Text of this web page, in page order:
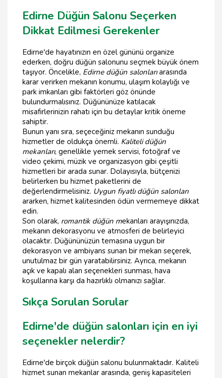
Edirne Düğün Salonu Seçerken
Dikkat Edilmesi Gerekenler
Edirne'de hayatınızın en özel gününü organize
ederken, doğru düğün salonunu seçmek büyük önem
taşıyor. Öncelikle, Edirne düğün salonlarıarasında
karar verirken mekanın konumu, ulaşım kolaylığı ve
park imkanları gibi faktörleri göz önünde
bulundurmalısınız. Düğününüze katılacak
misafirlerinizin rahatı için bu detaylar kritik öneme
sahiptir.
Bunun yanı sıra, seçeceğiniz mekanın sunduğu
hizmetler de oldukça önemli. Kaliteli düğün
mekanları, genellikle yemek servisi, fotoğraf ve
video çekimi, müzik ve organizasyon gibi çeşitli
hizmetleri bir arada sunar. Dolayısıyla, bütçenizi
belirlerken bu hizmet paketlerini de
değerlendirmelisiniz. Uygun fiyatlı düğün salonları
ararken, hizmet kalitesinden ödün vermemeye dikkat
edin.
Son olarak, romantik düğün mekanları arayışınızda,
mekanın dekorasyonu ve atmosferi de belirleyici
olacaktır. Düğününüzün temasına uygun bir
dekorasyon ve ambiyans sunan bir mekan seçerek,
unutulmaz bir gün yaratabilirsiniz. Ayrıca, mekanın
açık ve kapalı alan seçenekleri sunması, hava
koşullarına karşı da hazırlıklı olmanızı sağlar.
Sıkça Sorulan Sorular
Edirne'de düğün salonları için en iyi
seçenekler nelerdir?
Edirne'de birçok düğün salonu bulunmaktadır. Kaliteli
hizmet sunan mekanlar arasında, geniş kapasiteleri